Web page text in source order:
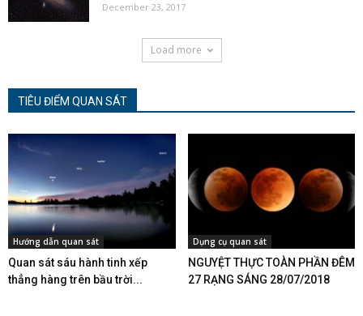
December 23, 2017
Load more
TIÊU ĐIỂM QUAN SÁT
Hướng dẫn quan sát
Quan sát sáu hành tinh xếp
thẳng hàng trên bầu trời...
Dụng cụ quan sát
NGUYỆT THỰC TOÀN PHẦN ĐÊM
27 RẠNG SÁNG 28/07/2018